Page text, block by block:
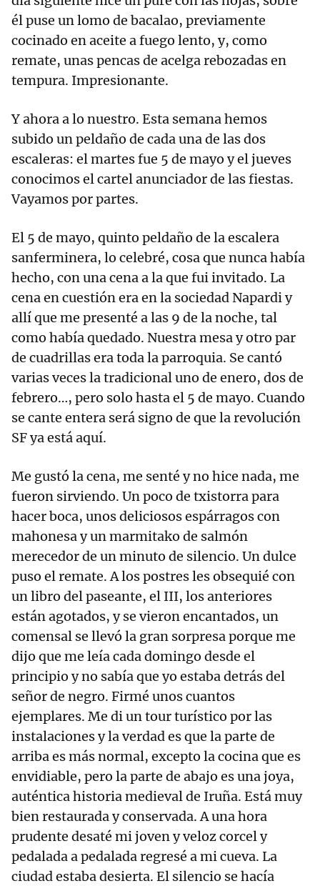
él puse un lomo de bacalao, previamente
cocinado en aceite a fuego lento, y, como
remate, unas pencas de acelga rebozadas en
tempura. Impresionante.
Y ahora a lo nuestro. Esta semana hemos
subido un peldaño de cada una de las dos
escaleras: el martes fue 5 de mayo y el jueves
conocimos el cartel anunciador de las fiestas.
Vayamos por partes.
El 5 de mayo, quinto peldaño de la escalera
sanferminera, lo celebré, cosa que nunca había
hecho, con una cena a la que fui invitado. La
cena en cuestión era en la sociedad Napardi y
allí que me presenté a las 9 de la noche, tal
como había quedado. Nuestra mesa y otro par
de cuadrillas era toda la parroquia. Se cantó
varias veces la tradicional uno de enero, dos de
febrero…, pero solo hasta el 5 de mayo. Cuando
se cante entera será signo de que la revolución
SF ya está aquí.
Me gustó la cena, me senté y no hice nada, me
fueron sirviendo. Un poco de txistorra para
hacer boca, unos deliciosos espárragos con
mahonesa y un marmitako de salmón
merecedor de un minuto de silencio. Un dulce
puso el remate. A los postres les obsequié con
un libro del paseante, el III, los anteriores
están agotados, y se vieron encantados, un
comensal se llevó la gran sorpresa porque me
dijo que me leía cada domingo desde el
principio y no sabía que yo estaba detrás del
señor de negro. Firmé unos cuantos
ejemplares. Me di un tour turístico por las
instalaciones y la verdad es que la parte de
arriba es más normal, excepto la cocina que es
envidiable, pero la parte de abajo es una joya,
auténtica historia medieval de Iruña. Está muy
bien restaurada y conservada. A una hora
prudente desaté mi joven y veloz corcel y
pedalada a pedalada regresé a mi cueva. La
ciudad estaba desierta. El silencio se hacía